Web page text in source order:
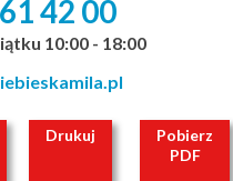
42 00
10:00 - 18:00
Drukuj
Pobierz
PDF